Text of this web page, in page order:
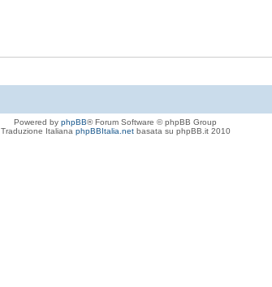
Powered by phpBB® Forum Software © phpBB Group
Traduzione Italiana phpBBItalia.netbasata su phpBB.it 2010